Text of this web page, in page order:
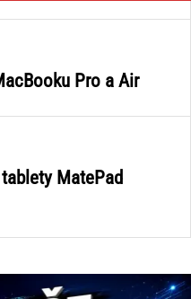
Pro a Air
MatePad